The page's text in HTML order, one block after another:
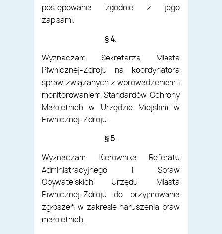
postępowania zgodnie z jego
zapisami.
§ 4
Wyznaczam Sekretarza Miasta
Piwnicznej-Zdroju na koordynatora
spraw związanych z wprowadzeniem i
monitorowaniem Standardów Ochrony
Małoletnich w Urzędzie Miejskim w
Piwnicznej-Zdroju.
§ 5
Wyznaczam Kierownika Referatu
Administracyjnego i Spraw
Obywatelskich Urzędu Miasta
Piwnicznej-Zdroju do przyjmowania
zgłoszeń w zakresie naruszenia praw
małoletnich.